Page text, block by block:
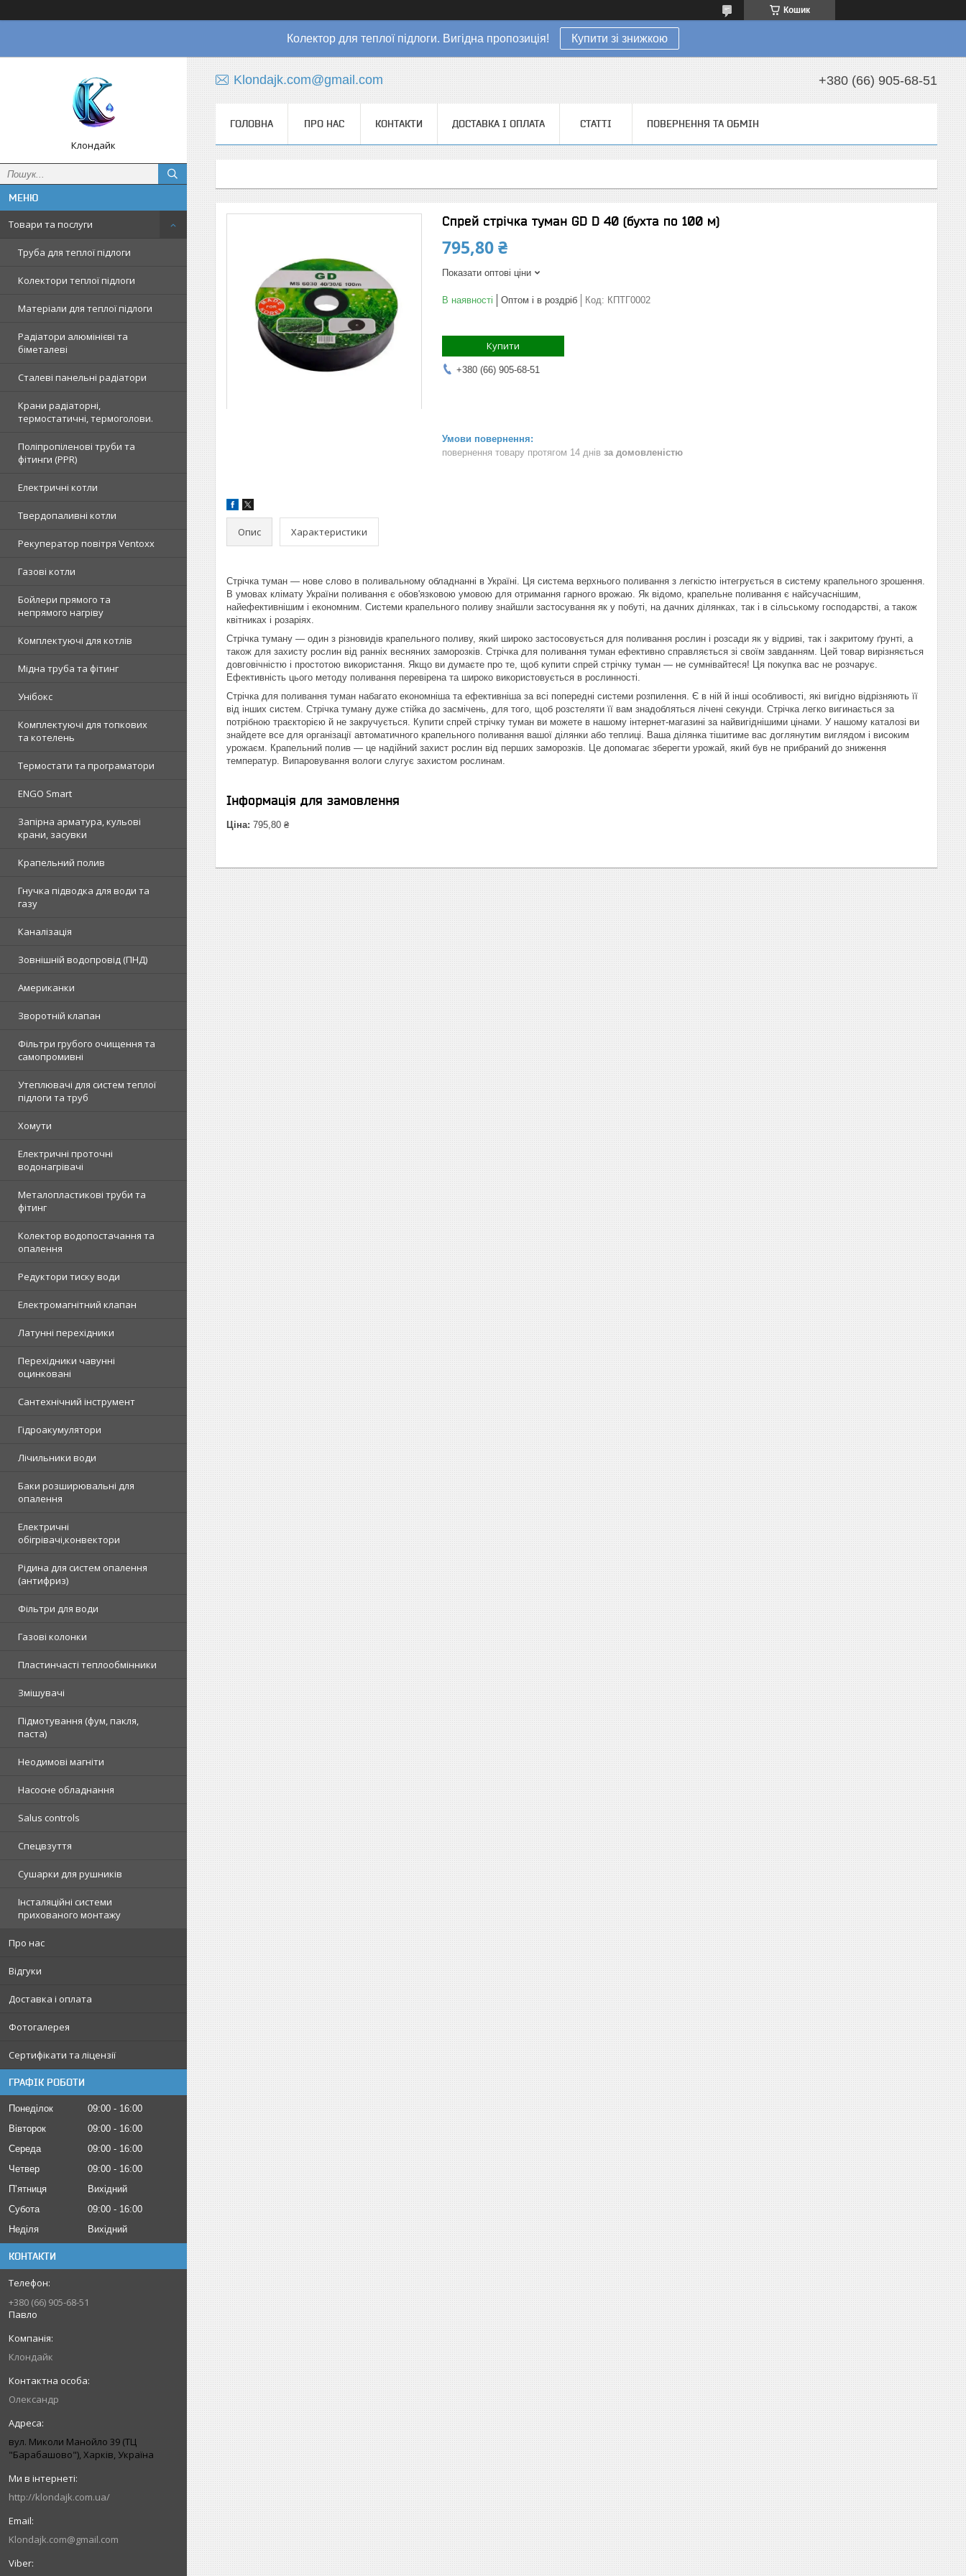
Кошик
Колектор для теплої підлоги. Вигідна пропозиція! Купити зі знижкою
Клондайк
Товари та послуги
Труба для теплої підлоги
Колектори теплої підлоги
Матеріали для теплої підлоги
Радіатори алюмінієві та
біметалеві
Сталеві панельні радіатори
Крани радіаторні,
термостатичні, термоголови.
Поліпропіленові труби та
фітинги (PPR)
Електричні котли
Твердопаливні котли
Рекуператор повітря Ventoxx
Газові котли
Бойлери прямого та
непрямого нагріву
Комплектуючі для котлів
Мідна труба та фітинг
Унібокс
Комплектуючі для топкових
та котелень
Термостати та програматори
ENGO Smart
Запірна арматура, кульові
крани, засувки
Крапельний полив
Гнучка підводка для води та
газу
Каналізація
Зовнішній водопровід (ПНД)
Американки
Зворотній клапан
Фільтри грубого очищення та
самопромивні
Утеплювачі для систем теплої
підлоги та труб
Хомути
Електричні проточні
водонагрівачі
Металопластикові труби та
фітинг
Колектор водопостачання та
опалення
Редуктори тиску води
Електромагнітний клапан
Латунні перехідники
Перехідники чавунні
оцинковані
Сантехнічний інструмент
Гідроакумулятори
Лічильники води
Баки розширювальні для
опалення
Електричні
обігрівачі,конвектори
Рідина для систем опалення
(антифриз)
Фільтри для води
Газові колонки
Пластинчасті теплообмінники
Змішувачі
Підмотування (фум, пакля,
паста)
Неодимові магніти
Насосне обладнання
Salus controls
Спецвзуття
Сушарки для рушників
Інсталяційні системи
прихованого монтажу
Про нас
Відгуки
Доставка і оплата
Фотогалерея
Сертифікати та ліцензії
ГРАФІК РОБОТИ
Понеділок 09:00
16:00
Вівторок
09:00
16:00
Середа
09:00
16:00
Четвер
09:00
16:00
Пʼятниця
Вихідний
Субота
09:00
16:00
Неділя
Вихідний
КОНТАКТИ
+380 (66) 905-68-51
Павло
Клондайк
Олександр
вул. Миколи Манойло 39 (ТЦ
"Барабашово"), Харків, Україна
http://klondajk.com.ua/
Klondajk.com@gmail.com
Klondajk.com@gmail.com +380 (66) 905-68-51
ГОЛОВНА ПРО НАС КОНТАКТИ ДОСТАВКА І ОПЛАТА СТАТТІ ПОВЕРНЕННЯ ТА ОБМІН
Спрей стрічка туман GD D 40 (бухта по 100 м)
795,80 ₴
Показати оптові ціни
В наявності Оптом і в роздріб Код: КПТГ0002
Купити
+380 (66) 905-68-51
повернення товару протягом 14 днів за домовленістю
Опис Характеристики
Стрічка туман — нове слово в поливальному обладнанні в Україні. Ця система верхнього поливання з легкістю інтегрується в систему крапельного зрошення.
В умовах клімату України поливання є обов'язковою умовою для отримання гарного врожаю. Як відомо, крапельне поливання є найсучаснішим,
найефективнішим і економним. Системи крапельного поливу знайшли застосування як у побуті, на дачних ділянках, так і в сільському господарстві, а також
квітниках і розаріях.
Стрічка туману — один з різновидів крапельного поливу, який широко застосовується для поливання рослин і розсади як у відриві, так і закритому ґрунті, а
також для захисту рослин від ранніх весняних заморозків. Стрічка для поливання туман ефективно справляється зі своїм завданням. Цей товар вирізняється
довговічністю і простотою використання. Якщо ви думаєте про те, щоб купити спрей стрічку туман — не сумнівайтеся! Ця покупка вас не розчарує.
Ефективність цього методу поливання перевірена та широко використовується в рослинності.
Стрічка для поливання туман набагато економніша та ефективніша за всі попередні системи розпилення. Є в ній й інші особливості, які вигідно відрізняють її
від інших систем. Стрічка туману дуже стійка до засмічень, для того, щоб розстеляти її вам знадобляться лічені секунди. Стрічка легко вигинається за
потрібною траєкторією й не закручується. Купити спрей стрічку туман ви можете в нашому інтернет-магазині за найвигіднішими цінами. У нашому каталозі ви
знайдете все для організації автоматичного крапельного поливання вашої ділянки або теплиці. Ваша ділянка тішитиме вас доглянутим виглядом і високим
урожаєм. Крапельний полив — це надійний захист рослин від перших заморозків. Це допомагає зберегти урожай, який був не прибраний до зниження
температур. Випаровування вологи слугує захистом рослинам.
Інформація для замовлення
Ціна: 795,80 ₴